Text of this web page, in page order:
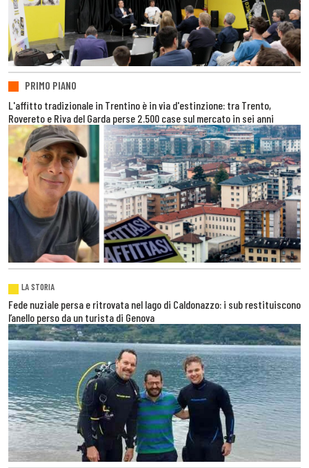
PRIMO PIANO
L'affitto tradizionale in Trentino è in via d'estinzione: tra Trento,
Rovereto e Riva del Garda perse 2.500 case sul mercato in sei anni
LA STORIA
Fede nuziale persa e ritrovata nel lago di Caldonazzo: i sub restituiscono
l’anello perso da un turista di Genova